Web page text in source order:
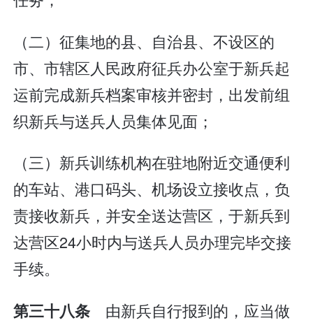
（二）征集地的县、自治县、不设区的
市、市辖区人民政府征兵办公室于新兵起
运前完成新兵档案审核并密封，出发前组
织新兵与送兵人员集体见面；
（三）新兵训练机构在驻地附近交通便利
的车站、港口码头、机场设立接收点，负
责接收新兵，并安全送达营区，于新兵到
达营区24小时内与送兵人员办理完毕交接
手续。
第三十八条 由新兵自行报到的，应当做